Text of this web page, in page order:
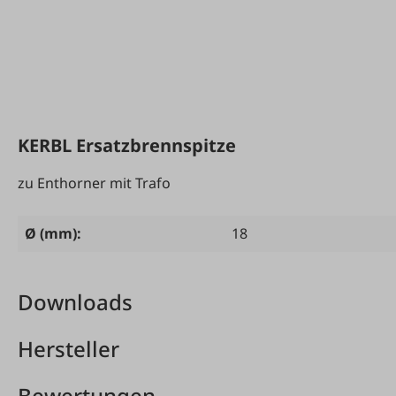
KERBL Ersatzbrennspitze
zu Enthorner mit Trafo
Ø (mm): 18
Downloads
Hersteller